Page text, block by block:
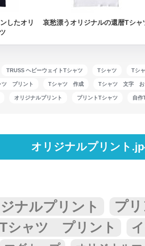
したオリ
哀愁漂うオリジナルの還暦Tシャ
TRUSS ヘビーウェイトTシャツ Tシャツ Tシ
ツ プリント Tシャツ 作成 Tシャツ 文字 お
オリジナルプリント プリントTシャツ 自作
オリジナルプリント
ナルプリント プ
Tシャツ プリント